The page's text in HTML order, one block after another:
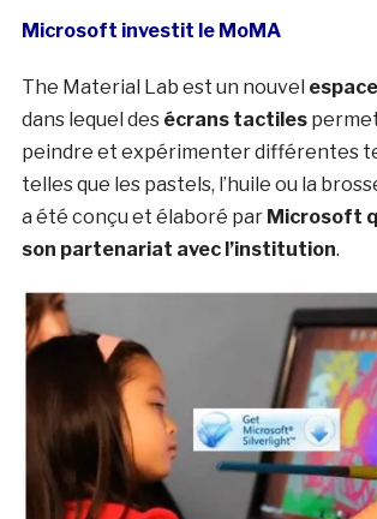
Microsoft investit le MoMA
The Material Lab est un nouvel
dans lequel des écrans tactiles
peindre et expérimenter différentes
telles que les pastels, l’huile ou la
a été conçu et élaboré par Microsoft
son partenariat avec l’institution.